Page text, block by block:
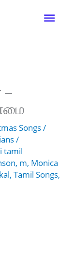
–
Songs/
/
tamil
, m, Monica
,Tamil Songs,